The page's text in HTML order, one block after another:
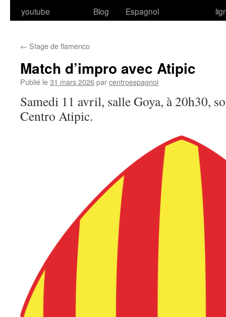
youtube
Blog
Espagnol
← Stage de flamenco
Match d’impro avec Atipic
Publié le31 mars 2026parcentroespagnol
Samedi 11 avril, salle Goya, à 20h30,
Centro Atipic.